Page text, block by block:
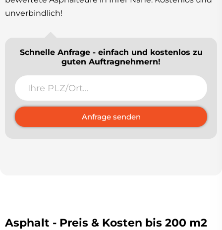
unverbindlich!
Schnelle Anfrage - einfach und kostenlos zu
guten Auftragnehmern!
Anfrage senden
Asphalt - Preis & Kosten bis 200 m2